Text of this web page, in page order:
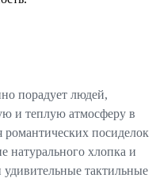
порадует людей,
и теплую атмосферу в
посиделок
натурального хлопка и
тактильные